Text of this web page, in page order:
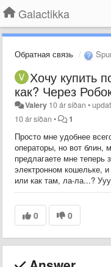
Galactikka
Обратная связь
Хочу купить
как? Через
Valery 10 ár síðan •
10 ár síðan • 1
Просто мне удобнее
операторы, но вот блин,
предлагаете мне теперь
электронном кошельке,
или как там, ла-ла...?
0 0